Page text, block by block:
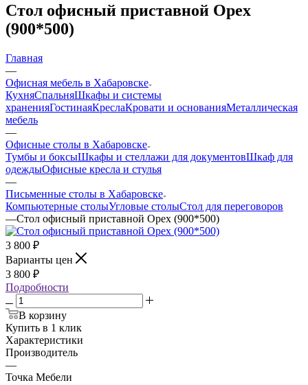
Стол офисный приставной Орех
(900*500)
Главная
—
Офисная мебель в Хабаровске
КухняСпальняШкафы и системы
храненияГостинаяКреслаКровати и основанияМеталлическая
мебель
—
Офисные столы в Хабаровске
Тумбы и боксыШкафы и стеллажи для документовШкаф для
одеждыОфисные кресла и стулья
—
Письменные столы в Хабаровске
Компьютерные столыУгловые столыСтол для переговоров
—Стол офисный приставной Орех (900*500)
3 800 ₽
Варианты цен
3 800 ₽
Подробности
В корзину
Купить в 1 клик
Характеристики
Производитель
—
Точка Мебели